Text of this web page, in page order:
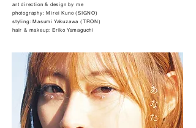
art direction & design by me
photography: Mirei Kuno (SIGNO)
styling: Masumi Yakuzawa (TRON)
hair & makeup: Eriko Yamaguchi